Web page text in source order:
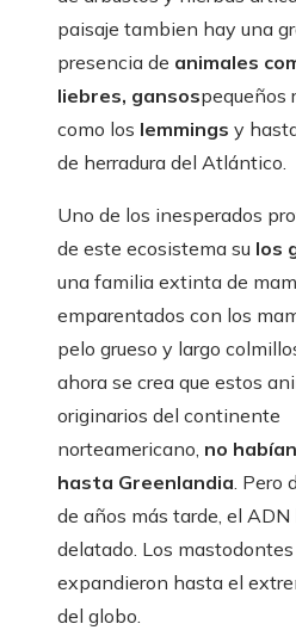
paisaje tambien hay una
presencia de animales
liebres, gansospequeños
como los lemmings y
de herradura del Atlántico.
Uno de los inesperados
de este ecosistema su los
una familia extinta de
emparentados con los
pelo grueso y largo
ahora se crea que estos
originarios del continente
norteamericano, no
hasta Greenlandia. Pero
de años más tarde, el ADN
delatado. Los mastodontes
expandieron hasta el
del globo.